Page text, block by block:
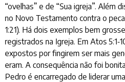
“ovelhas” e de “Sua igreja”. Além
no Novo Testamento contra o
1:21). Há dois exemplos bem
registrados na Igreja. Em Atos 5:1-
expostos por fingirem ser mais
eram. A consequência não foi
Pedro é encarregado de liderar